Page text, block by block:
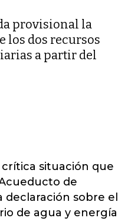
provisional la
los dos recursos
a partir del
situación que
de
declaración sobre el
de agua y energía